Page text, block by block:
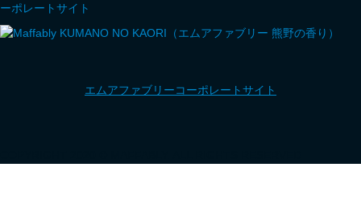
ーポレートサイト
エムアファブリーコーポレートサイト